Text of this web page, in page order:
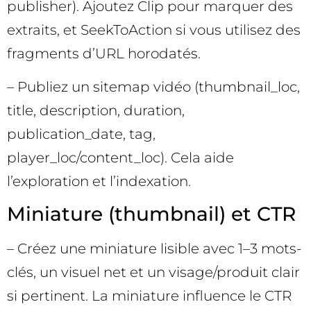
publisher). Ajoutez Clip pour marquer des
extraits, et SeekToAction si vous utilisez des
fragments d’URL horodatés.
– Publiez un sitemap vidéo (thumbnail_loc,
title, description, duration,
publication_date, tag,
player_loc/content_loc). Cela aide
l’exploration et l’indexation.
Miniature (thumbnail) et CTR
– Créez une miniature lisible avec 1–3 mots-
clés, un visuel net et un visage/produit clair
si pertinent. La miniature influence le CTR